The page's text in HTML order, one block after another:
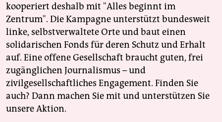
kooperiert deshalb mit "Alles beginnt im
Zentrum". Die Kampagne unterstützt bundesweit
linke, selbstverwaltete Orte und baut einen
solidarischen Fonds für deren Schutz und Erhalt
auf. Eine offene Gesellschaft braucht guten, frei
zugänglichen Journalismus – und
zivilgesellschaftliches Engagement. Finden Sie
auch? Dann machen Sie mit und unterstützen Sie
unsere Aktion.